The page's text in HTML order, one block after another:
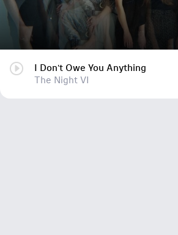
I Don't Owe You Anything
The Night VI